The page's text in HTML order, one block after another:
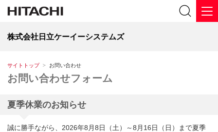
株式会社日立ケーイーシステムズ
サイトトップ お問い合わせ
お問い合わせフォーム
夏季休業のお知らせ
誠に勝手ながら、2026年8月8日（土）～8月16日（日）まで夏季